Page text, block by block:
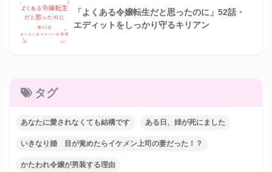
「よくある令嬢転生だと思ったのに」52話・
エディットをしっかり守るキリアン
タグ
あなたに愛されなくても結構です ある日、姉が死にました
いきなり婚 目が覚めたらイケメン上司の妻だった！？
かたわれ令嬢が男装する理由